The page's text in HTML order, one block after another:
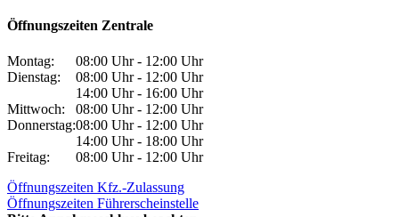
Öffnungszeiten Zentrale
Montag:
08:00 Uhr - 12:00 Uhr
Dienstag:
08:00 Uhr - 12:00 Uhr
14:00 Uhr - 16:00 Uhr
Mittwoch:
08:00 Uhr - 12:00 Uhr
Donnerstag:08:00 Uhr - 12:00 Uhr
14:00 Uhr - 18:00 Uhr
Freitag:
08:00 Uhr - 12:00 Uhr
Öffnungszeiten Kfz.-Zulassung
Öffnungszeiten Führerscheinstelle